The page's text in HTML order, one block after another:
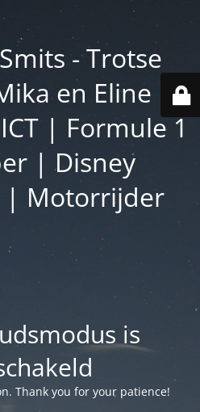
- Trotse
en Eline |
| Formule 1
| Disney
| Motorrijder
is
Thank you for your patience!